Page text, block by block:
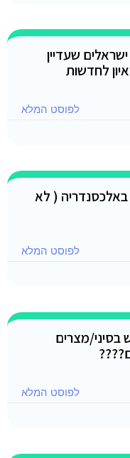
שעדיין
לחדשות
לפוסט המלא
באלכסנדריה ( לא
לפוסט המלא
בסיני/מצרים
לפוסט המלא